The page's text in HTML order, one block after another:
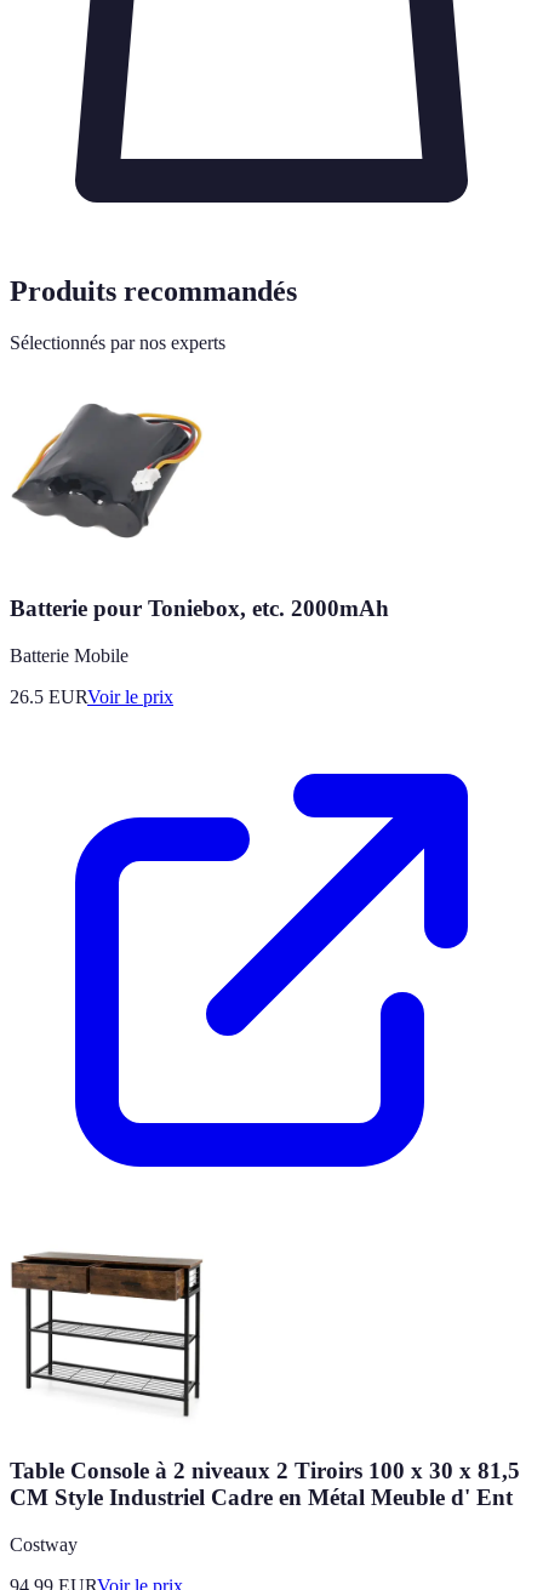
Produits recommandés
Sélectionnés par nos experts
Batterie pour Toniebox, etc. 2000mAh
Batterie Mobile
26.5 EURVoir le prix
Table Console à 2 niveaux 2 Tiroirs 100 x 30 x 81,5
CM Style Industriel Cadre en Métal Meuble d' Ent
Costway
94.99 EURVoir le prix